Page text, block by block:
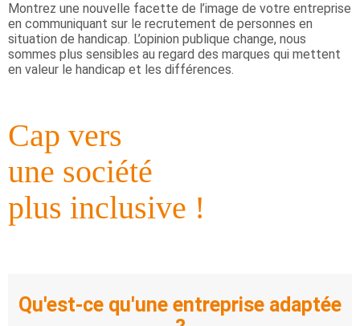
Montrez une nouvelle facette de l’image de votre entreprise
en communiquant sur le recrutement de personnes en
situation de handicap. L’opinion publique change, nous
sommes plus sensibles au regard des marques qui mettent
en valeur le handicap et les différences.
Cap vers
une société
plus inclusive !
Qu'est-ce qu'une entreprise adaptée